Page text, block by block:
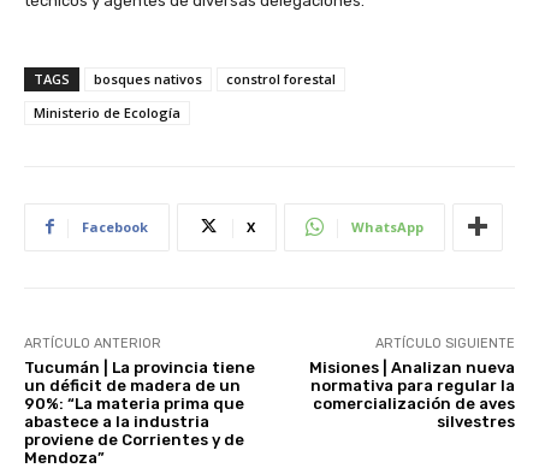
TAGS bosques nativos
constrol forestal
Ministerio de Ecología
Facebook X WhatsApp
ARTÍCULO ANTERIOR
Tucumán | La provincia tiene
un déficit de madera de un
90%: “La materia prima que
abastece a la industria
proviene de Corrientes y de
Mendoza”
ARTÍCULO SIGUIENTE
Misiones | Analizan nueva
normativa para regular la
comercialización de aves
silvestres